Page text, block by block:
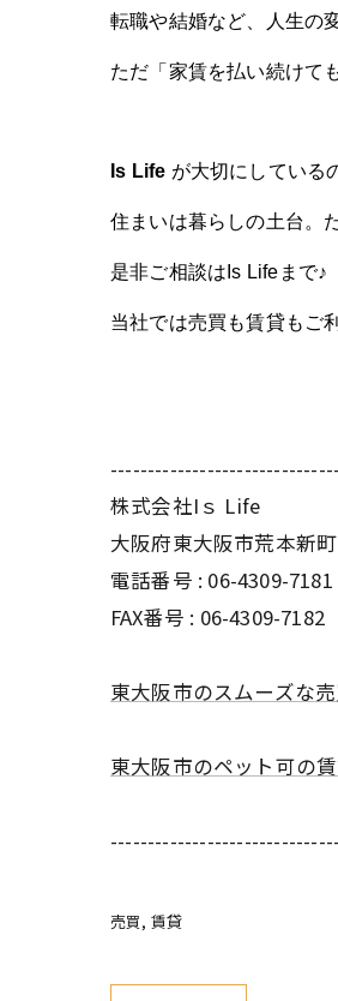
転職や結婚など、 人生の
ただ「家賃を払い続けて
Is Life が大切にしている
住まいは暮らしの土台。
是非ご相談はIs Lifeまで♪
当社では売買も賃貸もご
株式会社Iｓ Life
大阪府東大阪市荒本新
電話番号 : 06-4309-7181
FAX番号 : 06-4309-7182
東大阪市のスムーズな
東大阪市のペット可の
売買 賃貸